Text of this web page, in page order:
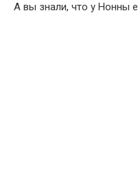
А вы знали, что у Нонны